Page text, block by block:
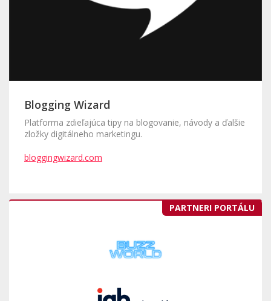
Blogging Wizard
Platforma zdieľajúca tipy na blogovanie, návody a ďalšie
zložky digitálneho marketingu.
bloggingwizard.com
PARTNERI PORTÁLU